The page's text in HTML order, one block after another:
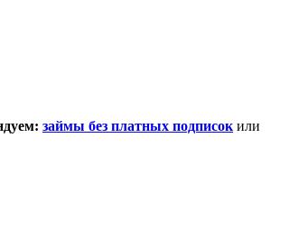
займы без платных подписок или